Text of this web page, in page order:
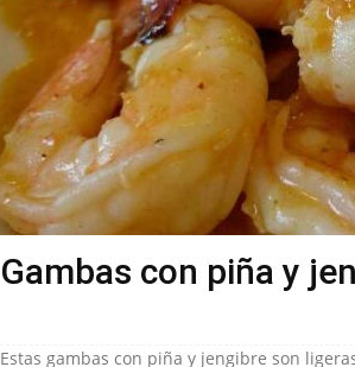
Gambas con piña y
Estas gambas con piña y jengibre son